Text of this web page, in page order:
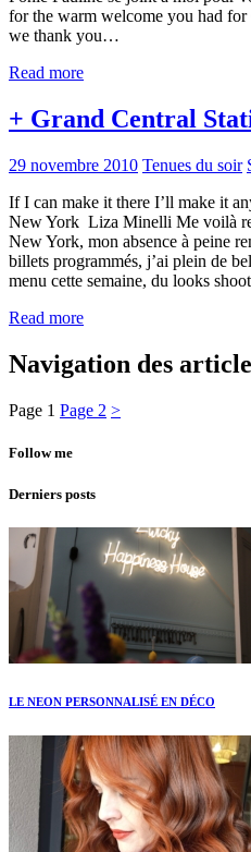
for the warm welcome you had for
we thank you…
Read more
+ Grand Central
29 novembre 2010 Tenues du soir
If I can make it there I’ll make it
New York Liza Minelli Me voilà
New York, mon absence à peine
billets programmés, j’ai plein de
menu cette semaine, du looks
Read more
Navigation des
Page 1 Page 2 >
Follow me
Derniers posts
LE NEON PERSONNALISÉ EN DÉCO